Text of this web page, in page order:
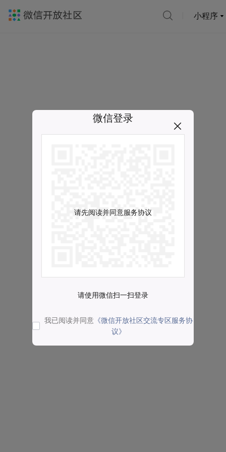
小程序
微信登录
请先阅读并同意服务协议
请使用微信扫一扫登录
我已阅读并同意 《微信开放社区交流专区服务协
议》